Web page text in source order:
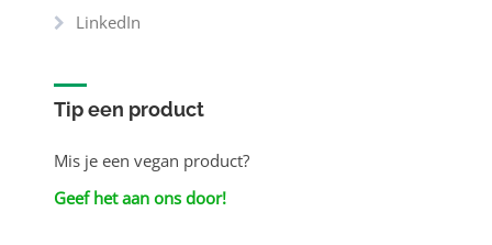
LinkedIn
Tip een product
Mis je een vegan product?
Geef het aan ons door!